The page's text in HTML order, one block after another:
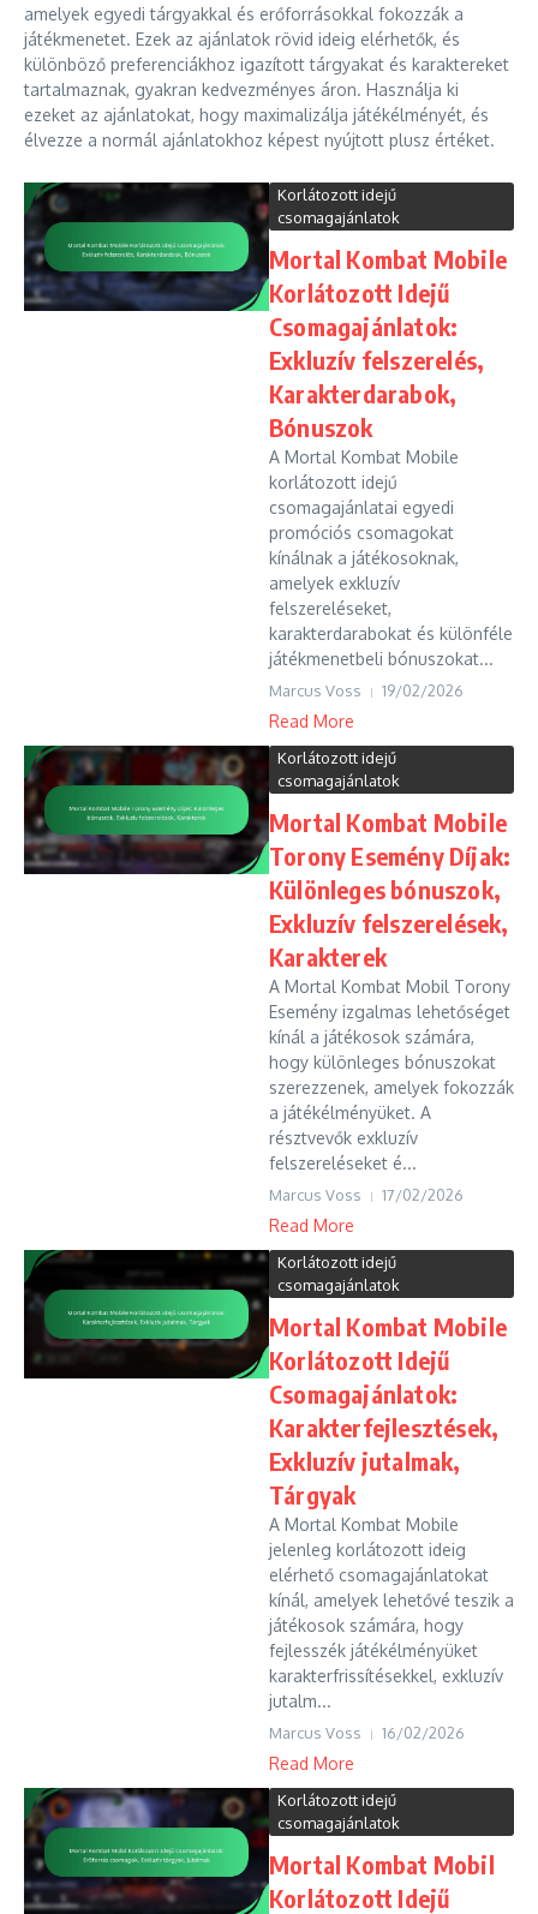
amelyek egyedi tárgyakkal és erőforrásokkal fokozzák a
játékmenetet. Ezek az ajánlatok rövid ideig elérhetők, és
különböző preferenciákhoz igazított tárgyakat és karaktereket
tartalmaznak, gyakran kedvezményes áron. Használja ki
ezeket az ajánlatokat, hogy maximalizálja játékélményét, és
élvezze a normál ajánlatokhoz képest nyújtott plusz értéket.
Korlátozott idejű
csomagajánlatok
Mortal Kombat Mobile
Korlátozott Idejű
Csomagajánlatok:
Exkluzív felszerelés,
Karakterdarabok,
Bónuszok
A Mortal Kombat Mobile
korlátozott idejű
csomagajánlatai egyedi
promóciós csomagokat
kínálnak a játékosoknak,
amelyek exkluzív
felszereléseket,
karakterdarabokat és különféle
játékmenetbeli bónuszokat...
Marcus Voss 19/02/2026
Read More
Korlátozott idejű
csomagajánlatok
Mortal Kombat Mobile
Torony Esemény Díjak:
Különleges bónuszok,
Exkluzív felszerelések,
Karakterek
A Mortal Kombat Mobil Torony
Esemény izgalmas lehetőséget
kínál a játékosok számára,
hogy különleges bónuszokat
szerezzenek, amelyek fokozzák
a játékélményüket. A
résztvevők exkluzív
felszereléseket é...
Marcus Voss 17/02/2026
Read More
Korlátozott idejű
csomagajánlatok
Mortal Kombat Mobile
Korlátozott Idejű
Csomagajánlatok:
Karakterfejlesztések,
Exkluzív jutalmak,
Tárgyak
A Mortal Kombat Mobile
jelenleg korlátozott ideig
elérhető csomagajánlatokat
kínál, amelyek lehetővé teszik a
játékosok számára, hogy
fejlesszék játékélményüket
karakterfrissítésekkel, exkluzív
jutalm...
Marcus Voss 16/02/2026
Read More
Korlátozott idejű
csomagajánlatok
Mortal Kombat Mobil
Korlátozott Idejű